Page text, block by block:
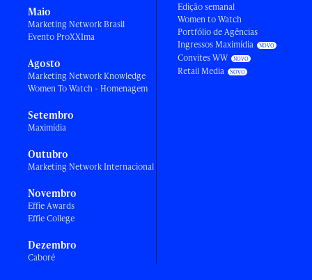
Maio
Marketing Network Brasil
Evento ProXXIma
Agosto
Marketing Network Knowledge
Women To Watch - Homenagem
Setembro
Maximídia
Outubro
Marketing Network Internacional
Novembro
Effie Awards
Effie College
Dezembro
Caboré
Edição semanal
Women to Watch
Portfólio de Agências
Ingressos Maximídia
Convites WW
Retail Media